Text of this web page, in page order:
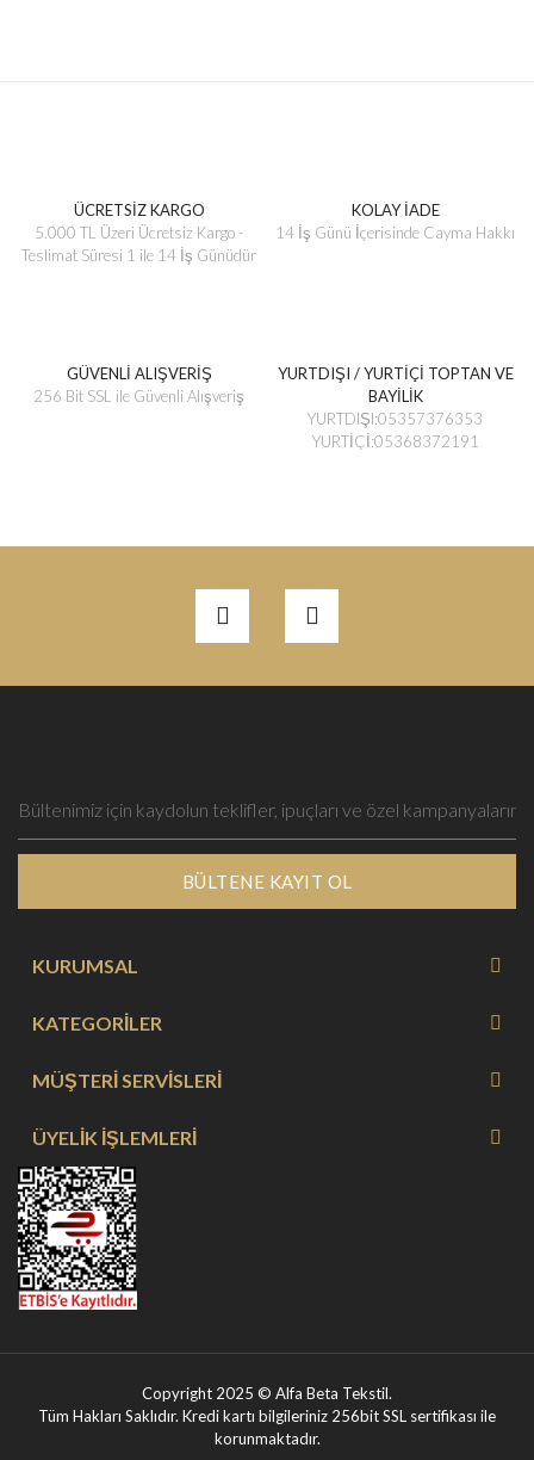
ÜCRETSİZ KARGO
5.000 TL Üzeri Ücretsiz Kargo -
Teslimat Süresi 1 ile 14 İş Günüdür
KOLAY İADE
14 İş Günü İçerisinde Cayma Hakkı
GÜVENLİ ALIŞVERİŞ
256 Bit SSL ile Güvenli Alışveriş
YURTDIŞI / YURTİÇİ TOPTAN VE
BAYİLİK
YURTDIŞI:05357376353
YURTİÇİ:05368372191
BÜLTENE KAYIT OL
KURUMSAL
KATEGORİLER
MÜŞTERİ SERVİSLERİ
ÜYELİK İŞLEMLERİ
Copyright 2025 © Alfa Beta Tekstil.
Tüm Hakları Saklıdır. Kredi kartı bilgileriniz 256bit SSL sertifikası ile
korunmaktadır.